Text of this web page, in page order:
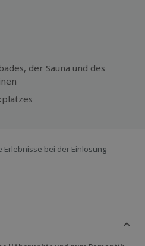
der Sauna und des
Erlebnisse bei der Einlösung